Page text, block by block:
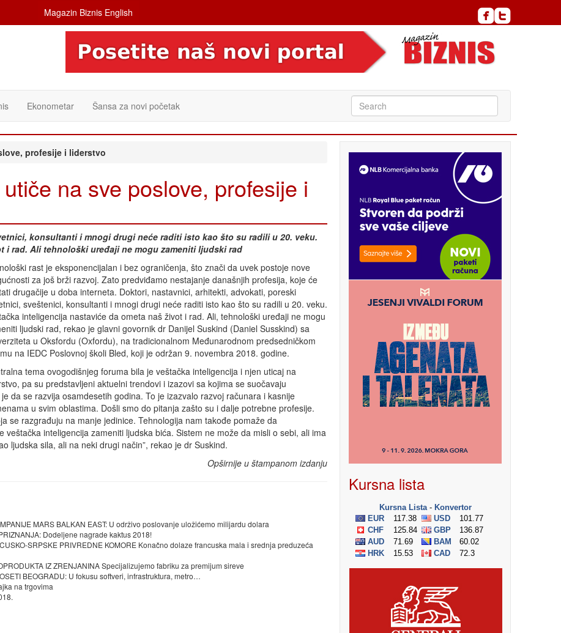
Magazin Biznis English
Ekonometar Šansa za novi početak
profesije i liderstvo
na sve poslove, profesije i
konsultanti i mnogi drugi neće raditi isto kao što su radili u 20. veku.
i rad. Ali tehnološki uređaji ne mogu zameniti ljudski rad
rast je eksponencijalan i bez ograničenja, što znači da uvek postoje nove
za još brži razvoj. Zato predviđamo nestajanje današnjih profesija, koje će
drugačije u doba interneta. Doktori, nastavnici, arhitekti, advokati, poreski
sveštenici, konsultanti i mnogi drugi neće raditi isto kao što su radili u 20. veku.
inteligencija nastaviće da ometa naš život i rad. Ali, tehnološki uređaji ne mogu
ljudski rad, rekao je glavni govornik dr Danijel Suskind (Daniel Susskind) sa
u Oksfordu (Oxfordu), na tradicionalnom Međunarodnom predsedničkom
na IEDC Poslovnoj školi Bled, koji je održan 9. novembra 2018. godine.
tema ovogodišnjeg foruma bila je veštačka inteligencija i njen uticaj na
pa su predstavljeni aktuelni trendovi i izazovi sa kojima se suočavaju
da se razvija osamdesetih godina. To je izazvalo razvoj računara i kasnije
u svim oblastima. Došli smo do pitanja zašto su i dalje potrebne profesije.
se razgrađuju na manje jedinice. Tehnologija nam takođe pomaže da
inteligencija zameniti ljudska bića. Sistem ne može da misli o sebi, ali ima
ljudska sila, ali na neki drugi način”, rekao je dr Suskind.
Opširnije u štampanom izdanju
MARS BALKAN EAST: U održivo poslovanje uložićemo milijardu dolara
Dodeljene nagrade kaktus 2018!
SRPSKE PRIVREDNE KOMORE Konačno dolaze francuska mala i srednja preduzeća
IZ ZRENJANINA Specijalizujemo fabriku za premijum sireve
BEOGRADU: U fokusu softveri, infrastruktura, metro…
na trgovima
Kursna lista